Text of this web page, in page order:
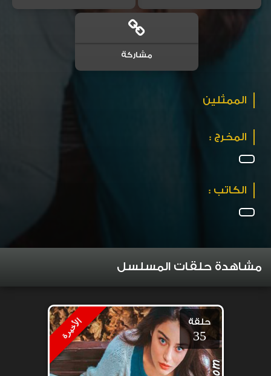
مشاركة
الممثلين
المخرج :
الكاتب :
مشاهدة حلقات المسلسل
الأخيرة حلقة
35